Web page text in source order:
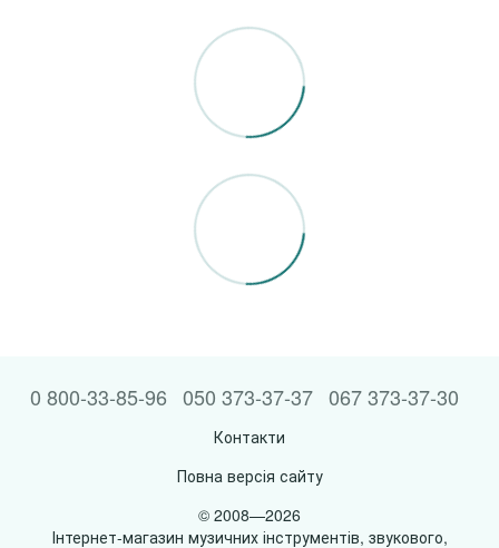
0 800-33-85-96 050 373-37-37 067 373-37-30
Контакти
Повна версія сайту
© 2008—2026
Інтернет-магазин музичних інструментів, звукового,